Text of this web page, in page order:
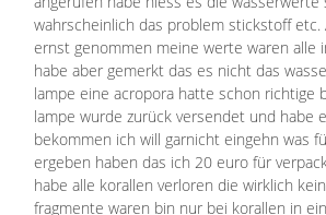
wahrscheinlich das problem stickstoff etc.
ernst genommen meine werte waren alle
habe aber gemerkt das es nicht das
lampe eine acropora hatte schon richtige
lampe wurde zurück versendet und habe
bekommen ich will garnicht eingehn was
ergeben haben das ich 20 euro für
habe alle korallen verloren die wirklich
fragmente waren bin nur bei korallen in